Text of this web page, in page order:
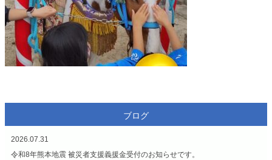
ブログ
2026.07.31
令和8年熊本地震 被災者支援義援金受付のお知らせです。